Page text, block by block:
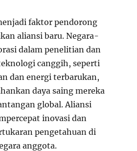
faktor pendorong
aliansi baru. Negara-
dalam penelitian dan
canggih, seperti
dan energi terbarukan,
daya saing mereka
global. Aliansi
inovasi dan
pengetahuan di
anggota.